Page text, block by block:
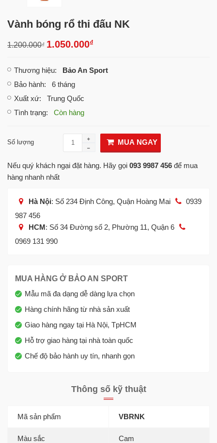
Vành bóng rổ thi đấu NK
1.200.000₫ 1.050.000₫
Thương hiệu: Bảo An Sport
Bảo hành: 6 tháng
Xuất xứ: Trung Quốc
Tình trạng: Còn hàng
Số lượng MUA NGAY
Nếu quý khách ngại đặt hàng. Hãy gọi 093 9987 456 để mua
hàng nhanh nhất
Hà Nội: Số 234 Định Công, Quận Hoàng Mai
0939
987 456
HCM: Số 34 Đường số 2, Phường 11, Quận 6
0969 131 990
MUA HÀNG Ở BẢO AN SPORT
Mẫu mã đa dạng dễ dàng lựa chọn
Hàng chính hãng từ nhà sản xuất
Giao hàng ngay tại Hà Nội, TpHCM
Hỗ trợ giao hàng tại nhà toàn quốc
Chế độ bảo hành uy tín, nhanh gọn
Thông số kỹ thuật
Mã sản phẩm VBRNK
Màu sắc Cam